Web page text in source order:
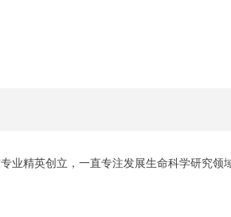
业精英创立，一直专注发展生命科学研究